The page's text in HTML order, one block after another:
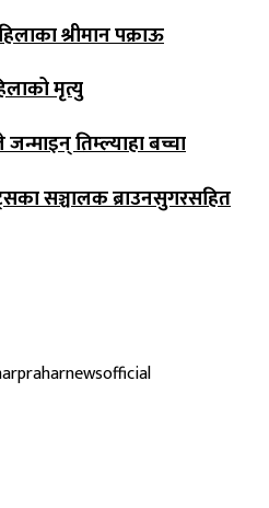
श्रीमान पक्राऊ
मृत्यु
तिम्ल्याहा बच्चा
सञ्चालक ब्राउनसुगरसहित